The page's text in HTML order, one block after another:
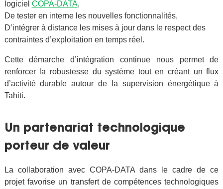
logiciel COPA-DATA,
De tester en interne les nouvelles fonctionnalités,
D’intégrer à distance les mises à jour dans le respect des
contraintes d’exploitation en temps réel.
Cette démarche d’intégration continue nous permet de
renforcer la robustesse du système tout en créant un flux
d’activité durable autour de la supervision énergétique à
Tahiti.
Un partenariat technologique
porteur de valeur
La collaboration avec COPA-DATA dans le cadre de ce
projet favorise un transfert de compétences technologiques